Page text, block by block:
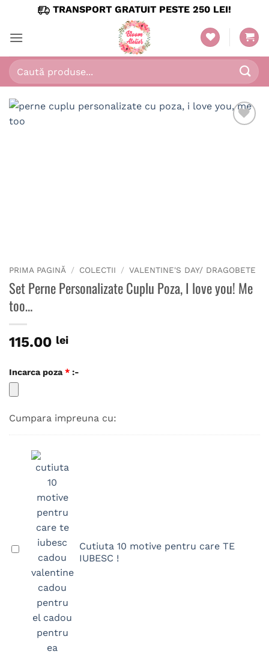
content
TRANSPORT GRATUIT PESTE 250 LEI!
Caută
după:
PRIMA PAGINĂ / COLECTII / VALENTINE'S DAY/ DRAGOBETE
Set Perne Personalizate Cuplu Poza, I love you! Me
too…
115.00 lei
Incarca poza * :-
Cumpara impreuna cu:
Cutiuta
motive
IUBESC
Cutiuta 10 motive pentru care TE
IUBESC !